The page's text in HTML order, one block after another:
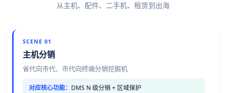
从主机、配件、二手机、租赁到出海
SCENE 01
主机分销
省代向市代、市代向终端分销挖掘机
对应核心功能： DMS N 级分销 + 区域保护